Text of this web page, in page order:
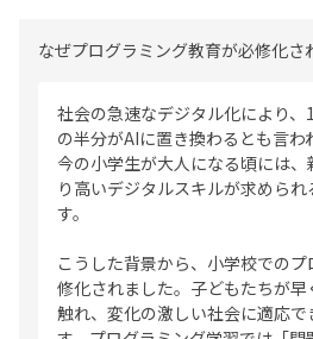
なぜプログラミング教育が必修化さ
社会の急速なデジタル化により
の半分がAIに置き換わるとも言わ
今の小学生が大人になる頃には
り高いデジタルスキルが求めら
す。
こうした背景から、小学校での
修化されました。子どもたちが
触れ、変化の激しい社会に適応